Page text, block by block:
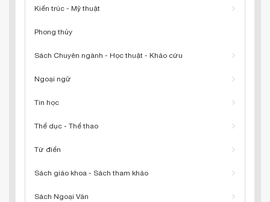
Kiến trúc - Mỹ thuật
Phong thủy
Sách Chuyên ngành - Học thuật - Khảo cứu
Ngoại ngữ
Tin học
Thể dục - Thể thao
Từ điển
Sách giáo khoa - Sách tham khảo
Sách Ngoại Văn